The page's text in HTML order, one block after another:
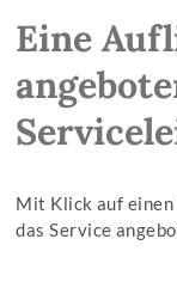
Eine
Mit Klick auf einen
das Service